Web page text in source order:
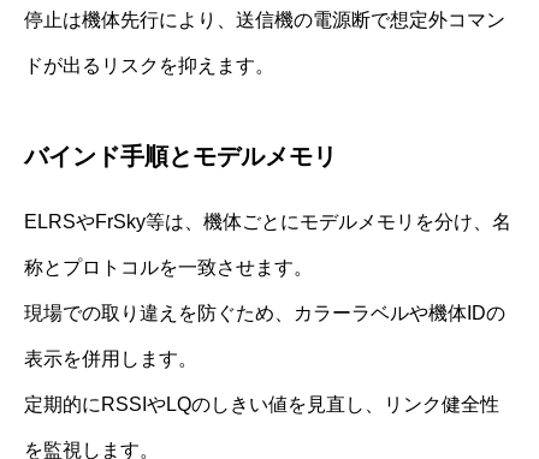
停止は機体先行により、送信機の電源断で想定外コマン
ドが出るリスクを抑えます。
バインド手順とモデルメモリ
ELRSやFrSky等は、機体ごとにモデルメモリを分け、名
称とプロトコルを一致させます。
現場での取り違えを防ぐため、カラーラベルや機体IDの
表示を併用します。
定期的にRSSIやLQのしきい値を見直し、リンク健全性
を監視します。